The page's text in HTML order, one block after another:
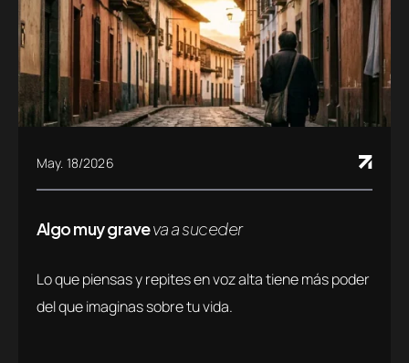
May. 18/2026
Algo muy graveva a suceder
Lo que piensas y repites en voz alta tiene más poder
del que imaginas sobre tu vida.